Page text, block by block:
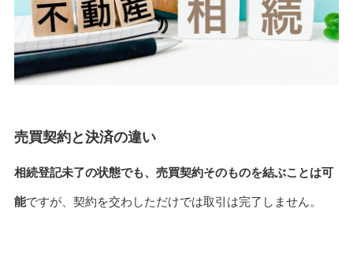
売買契約と決済の違い
相続登記未了の状態でも、売買契約そのものを結ぶことは可
能ですが、契約を交わしただけでは取引は完了しません。